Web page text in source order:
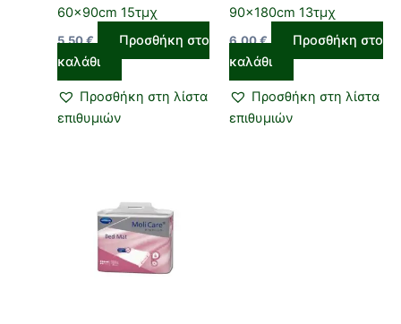
60x90cm 15τμχ
5,50€
Προσθήκη στο
καλάθι
Προσθήκη στη λίστα
επιθυμιών
90x180cm 13τμχ
6,00€
Προσθήκη στο
καλάθι
Προσθήκη στη λίστα
επιθυμιών